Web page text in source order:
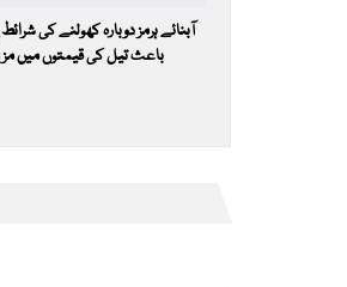
آبنائے ہرمز دوبارہ کھولنے کی
باعث تیل کی قیمتوں میں